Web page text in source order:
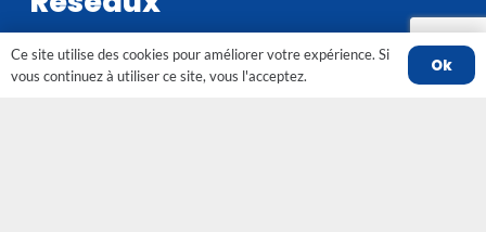
Ce site utilise des cookies pour améliorer votre expérience. Si
vous continuez à utiliser ce site, vous l'acceptez.
Ok